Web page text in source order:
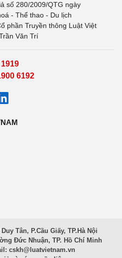
số 280/2009/QTG ngày
- Thể thao - Du lịch
phần Truyền thông Luật Việt
Văn Trí
6192
Tân, P.Cầu Giấy, TP.Hà Nội
Đức Nhuận, TP. Hồ Chí Minh
cskh@luatvietnam.vn